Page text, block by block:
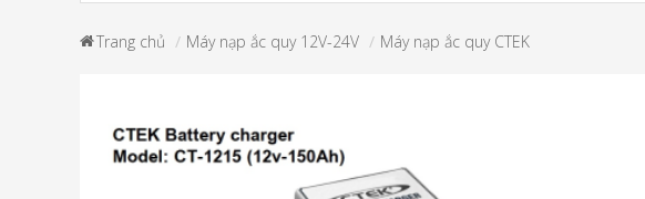
Trang chủ Máy nạp ắc quy 12V-24V Máy nạp ắc quy CTEK